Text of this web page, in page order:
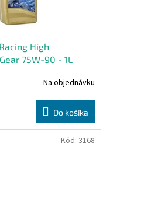
High
75W-90 - 1L
Na objednávku
Do košíka
Kód: 3168